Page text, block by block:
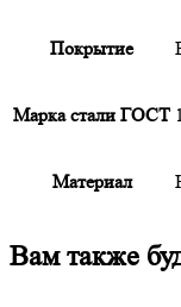
Покрытие
Марка стали ГОСТ
Материал
Вам также